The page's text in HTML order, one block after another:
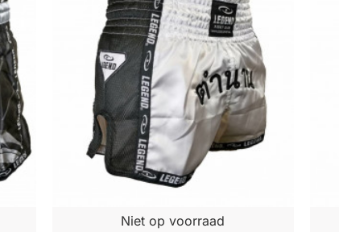
Niet op voorraad